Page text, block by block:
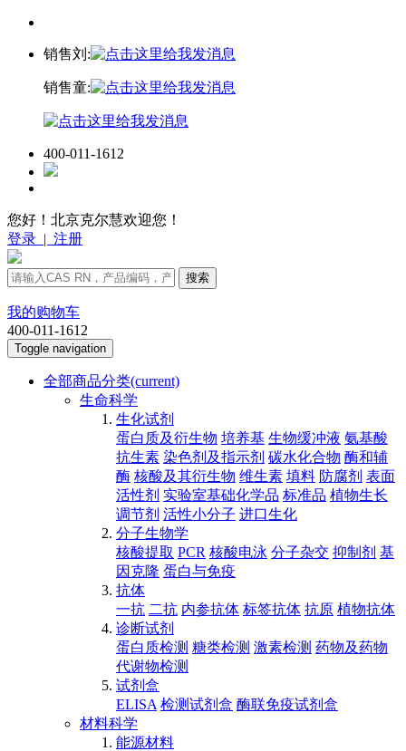
销售刘:
销售童:
400-011-1612
您好！北京克尔慧欢迎您！
登录 | 注册
搜索
我的购物车
400-011-1612
Toggle navigation
全部商品分类(current)
生命科学
生化试剂
蛋白质及衍生物 培养基 生物缓冲液 氨基酸
抗生素 染色剂及指示剂 碳水化合物 酶和辅
酶 核酸及其衍生物 维生素 填料 防腐剂 表面
活性剂 实验室基础化学品 标准品 植物生长
调节剂 活性小分子 进口生化
分子生物学
核酸提取 PCR 核酸电泳 分子杂交 抑制剂 基
因克隆 蛋白与免疫
抗体
一抗 二抗 内参抗体 标签抗体 抗原 植物抗体
诊断试剂
蛋白质检测 糖类检测 激素检测 药物及药物
代谢物检测
试剂盒
ELISA 检测试剂盒 酶联免疫试剂盒
材料科学
能源材料